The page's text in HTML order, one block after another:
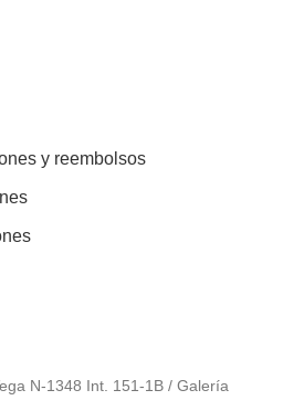
y reembolsos
N-1348 Int. 151-1B / Galería